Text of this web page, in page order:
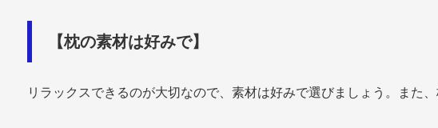
【枕の素材は好みで】
リラックスできるのが大切なので、素材は好みで選びましょう。また